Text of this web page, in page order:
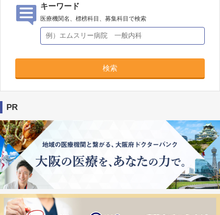
キーワード
医療機関名、標榜科目、募集科目で検索
検索
PR